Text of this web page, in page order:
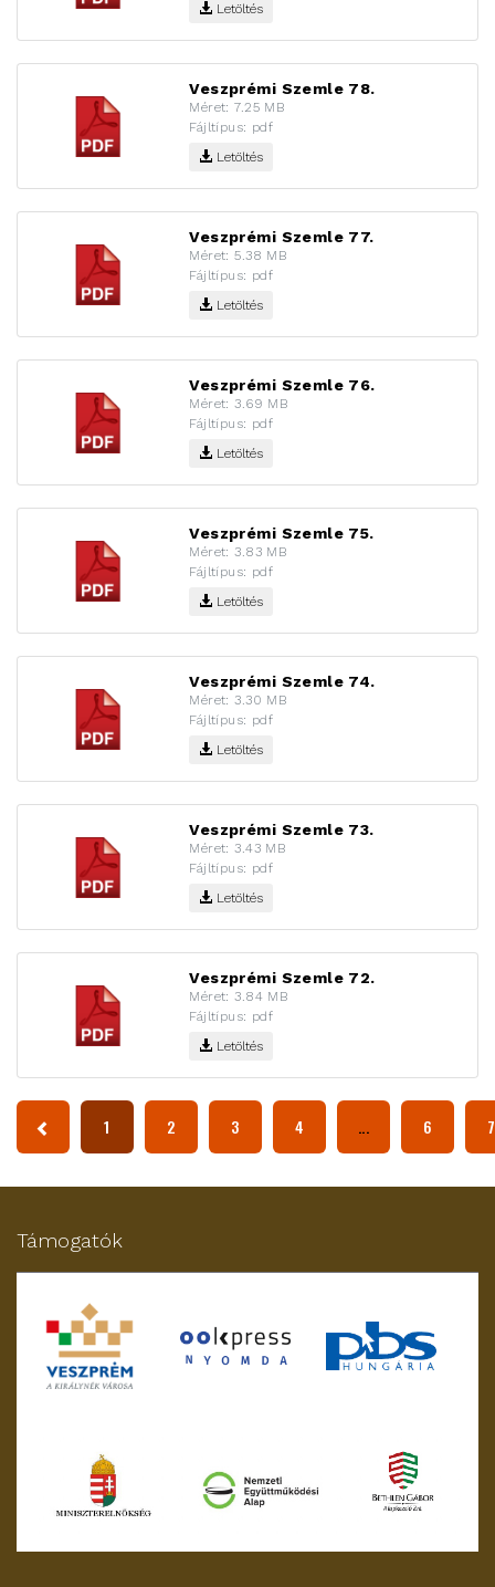
Letöltés
Veszprémi Szemle 78.
Méret: 7.25 MB
Fájltípus: pdf
Letöltés
Veszprémi Szemle 77.
Méret: 5.38 MB
Fájltípus: pdf
Letöltés
Veszprémi Szemle 76.
Méret: 3.69 MB
Fájltípus: pdf
Letöltés
Veszprémi Szemle 75.
Méret: 3.83 MB
Fájltípus: pdf
Letöltés
Veszprémi Szemle 74.
Méret: 3.30 MB
Fájltípus: pdf
Letöltés
Veszprémi Szemle 73.
Méret: 3.43 MB
Fájltípus: pdf
Letöltés
Veszprémi Szemle 72.
Méret: 3.84 MB
Fájltípus: pdf
Letöltés
1 2 3 4 ... 6 7
Támogatók